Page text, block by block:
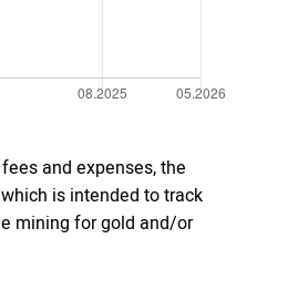
and expenses, the
is intended to track
mining for gold and/or